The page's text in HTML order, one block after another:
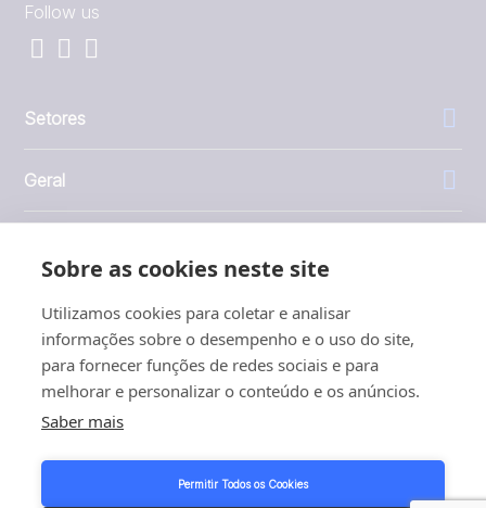
Sobre as cookies neste site
Utilizamos cookies para coletar e analisar
informações sobre o desempenho e o uso do site,
para fornecer funções de redes sociais e para
melhorar e personalizar o conteúdo e os anúncios.
Saber mais
Permitir Todos os Cookies
Follow us
Setores
Geral
Investidores
1999 - 2026 © JBT Marel
Política de Privacidade e Cookies